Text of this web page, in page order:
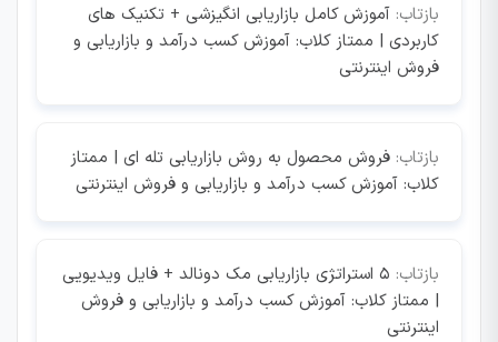
بازتاب: آموزش کامل بازاریابی انگیزشی + تکنیک های
کاربردی | ممتاز کلاب: آموزش کسب درآمد و بازاریابی و
فروش اینترنتی
بازتاب: فروش محصول به روش بازاریابی تله ای | ممتاز
کلاب: آموزش کسب درآمد و بازاریابی و فروش اینترنتی
بازتاب:
۵ استراتژی بازاریابی مک دونالد + فایل ویدیویی
| ممتاز کلاب: آموزش کسب درآمد و بازاریابی و فروش
اینترنتی